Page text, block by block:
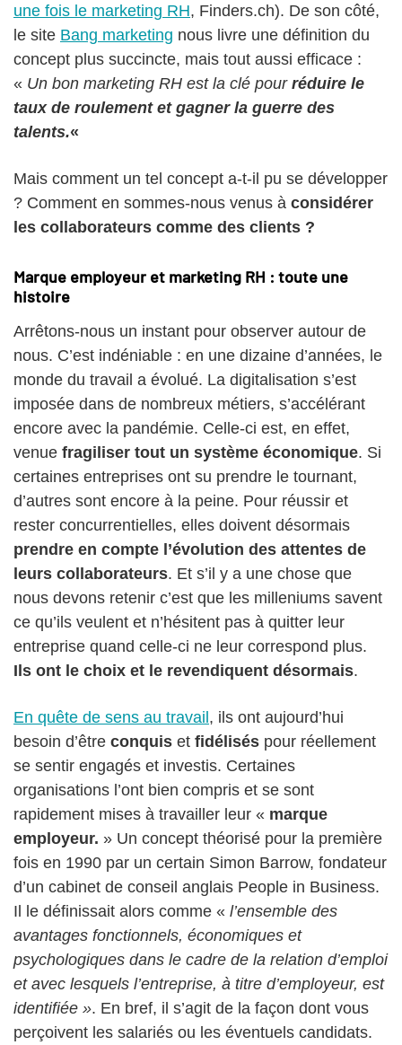
une fois le marketing RH, Finders.ch). De son côté,
le site Bang marketing nous livre une définition du
concept plus succincte, mais tout aussi efficace :
« Un bon marketing RH est la clé pour réduire le
taux de roulement et gagner la guerre des
talents.«
Mais comment un tel concept a-t-il pu se développer
? Comment en sommes-nous venus à considérer
les collaborateurs comme des clients ?
Marque employeur et marketing RH : toute une
histoire
Arrêtons-nous un instant pour observer autour de
nous. C’est indéniable : en une dizaine d’années, le
monde du travail a évolué. La digitalisation s’est
imposée dans de nombreux métiers, s’accélérant
encore avec la pandémie. Celle-ci est, en effet,
venue fragiliser tout un système économique. Si
certaines entreprises ont su prendre le tournant,
d’autres sont encore à la peine. Pour réussir et
rester concurrentielles, elles doivent désormais
prendre en compte l’évolution des attentes de
leurs collaborateurs. Et s’il y a une chose que
nous devons retenir c’est que les milleniums savent
ce qu’ils veulent et n’hésitent pas à quitter leur
entreprise quand celle-ci ne leur correspond plus.
Ils ont le choix et le revendiquent désormais.
En quête de sens au travail, ils ont aujourd’hui
besoin d’être conquis et fidélisés pour réellement
se sentir engagés et investis. Certaines
organisations l’ont bien compris et se sont
rapidement mises à travailler leur « marque
employeur. » Un concept théorisé pour la première
fois en 1990 par un certain Simon Barrow, fondateur
d’un cabinet de conseil anglais People in Business.
Il le définissait alors comme « l’ensemble des
avantages fonctionnels, économiques et
psychologiques dans le cadre de la relation d’emploi
et avec lesquels l’entreprise, à titre d’employeur, est
identifiée ». En bref, il s’agit de la façon dont vous
perçoivent les salariés ou les éventuels candidats.